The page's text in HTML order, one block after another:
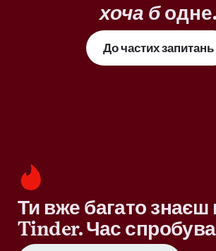
хоча б
До частих запитань
Ти вже багато знаєш
Tinder. Час